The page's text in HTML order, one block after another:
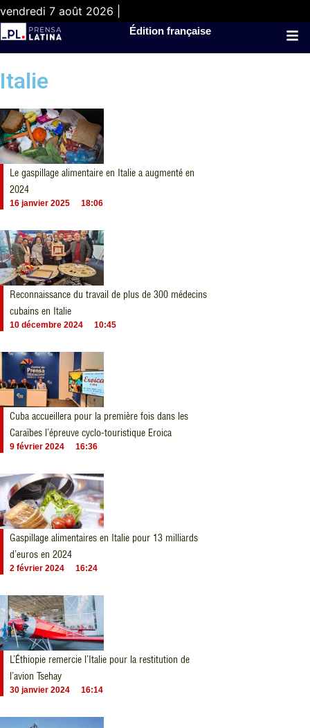
vendredi 7 août 2026 |
Édition française
Italie
Le gaspillage alimentaire en Italie a augmenté en
2024
16 janvier 2025 18:06
Reconnaissance du travail de plus de 300 médecins
cubains en Italie
10 décembre 2024 10:45
Cuba accueillera pour la première fois dans les
Caraïbes l’épreuve cyclo-touristique Eroica
9 février 2024 16:36
Gaspillage alimentaires en Italie pour 13 milliards
d’euros en 2024
2 février 2024 16:24
L’Éthiopie remercie l’Italie pour la restitution de
l’avion Tsehay
30 janvier 2024 16:14